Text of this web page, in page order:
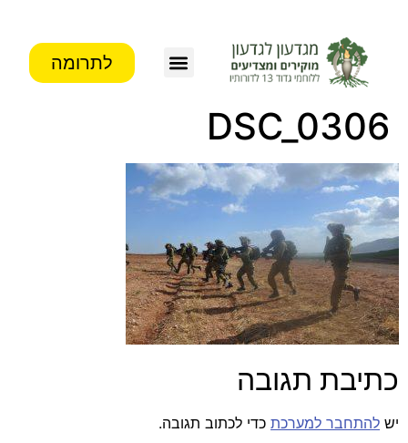
לתרומה
DSC_0306
כתיבת תגובה
יש להתחבר למערכת כדי לכתוב תגובה.